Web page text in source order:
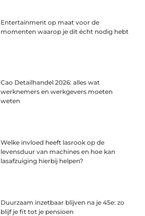
Entertainment op maat voor de
momenten waarop je dit écht nodig hebt
Cao Detailhandel 2026: alles wat
werknemers en werkgevers moeten
weten
Welke invloed heeft lasrook op de
levensduur van machines en hoe kan
lasafzuiging hierbij helpen?
Duurzaam inzetbaar blijven na je 45e: zo
blijf je fit tot je pensioen